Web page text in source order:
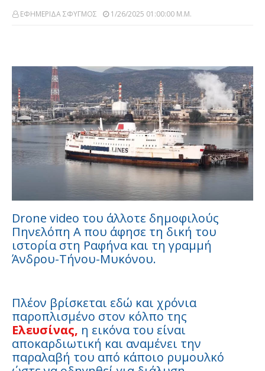
ΕΦΗΜΕΡΙΔΑ ΣΦΥΓΜΟΣ 1/26/2025 01:00:00 Μ.μ.
Drone video του άλλοτε δημοφιλούς
Πηνελόπη Α που άφησε τη δική του
ιστορία στη Ραφήνα και τη γραμμή
Άνδρου-Τήνου-Μυκόνου.
Πλέον βρίσκεται εδώ και χρόνια
παροπλισμένο στον κόλπο της
Ελευσίνας, η εικόνα του είναι
αποκαρδιωτική και αναμένει την
παραλαβή του από κάποιο ρυμουλκό